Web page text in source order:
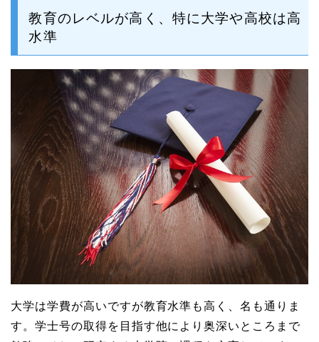
教育のレベルが高く、特に大学や高校は高
水準
大学は学費が高いですが教育水準も高く、名も通りま
す。学士号の取得を目指す他により奥深いところまで